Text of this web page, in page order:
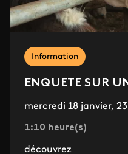
Information
ENQUETE SUR
mercredi 18 janvier,
1:10 heure(s)
​découvrez